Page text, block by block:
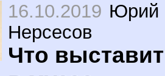
16.10.2019 Юрий
Нерсесов
Что